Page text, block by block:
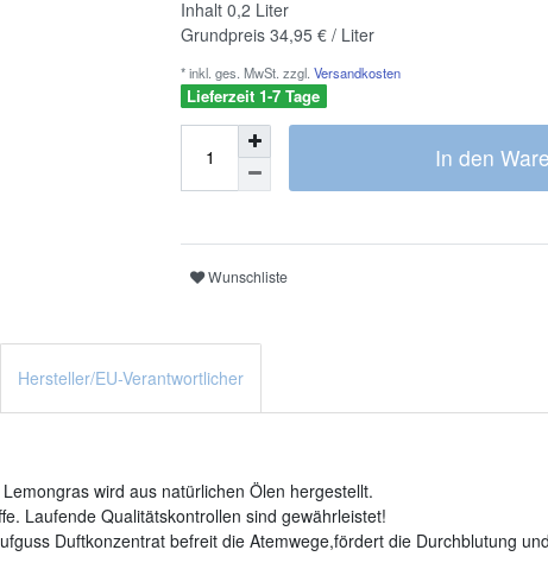
Inhalt 0,2 Liter
Grundpreis 34,95 € / Liter
* inkl. ges. MwSt. zzgl. Versandkosten
Lieferzeit 1-7 Tage
In den
Wunschliste
Hersteller/EU-Verantwortlicher
wird aus natürlichen Ölen hergestellt.
Laufende Qualitätskontrollen sind gewährleistet!
Duftkonzentrat befreit die Atemwege,fördert die Durchblutung